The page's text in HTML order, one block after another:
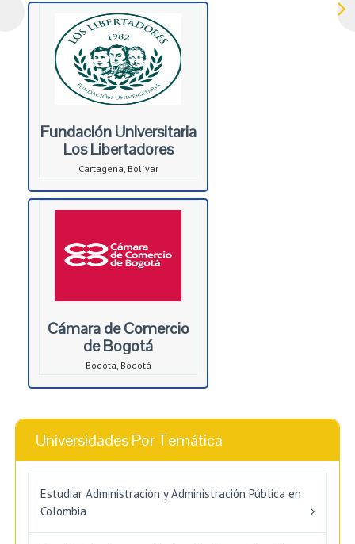
Fundación Universitaria
Los Libertadores
Cartagena, Bolívar
Cámara de Comercio
de Bogotá
Bogota, Bogotá
Universidades Por Temática
Estudiar Administración y Administración Pública en
Colombia